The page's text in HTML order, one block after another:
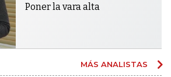
Poner la vara alta
MÁS ANALISTAS